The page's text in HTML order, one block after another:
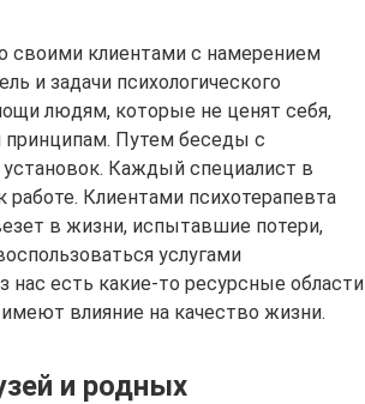
своими клиентами с намерением
и задачи психологического
людям, которые не ценят себя,
Путем беседы с
установок. Каждый специалист в
работе. Клиентами психотерапевта
в жизни, испытавшие потери,
услугами
нас есть какие-то ресурсные области
влияние на качество жизни.
и родных